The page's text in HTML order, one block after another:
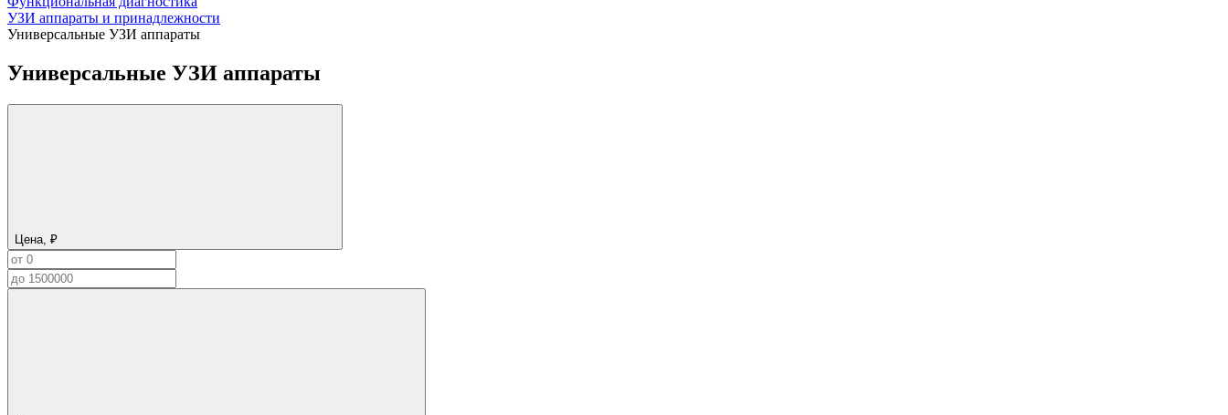
УЗИ аппараты и принадлежности
Универсальные УЗИ аппараты
Универсальные УЗИ аппараты
Цена, ₽